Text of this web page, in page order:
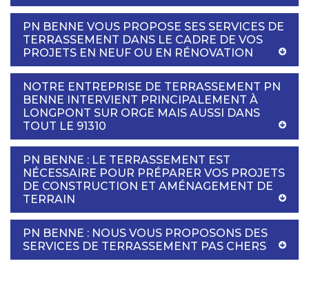
PN BENNE VOUS PROPOSE SES SERVICES DE
TERRASSEMENT DANS LE CADRE DE VOS
PROJETS EN NEUF OU EN RÉNOVATION
NOTRE ENTREPRISE DE TERRASSEMENT PN
BENNE INTERVIENT PRINCIPALEMENT À
LONGPONT SUR ORGE MAIS AUSSI DANS
TOUT LE 91310
PN BENNE : LE TERRASSEMENT EST
NÉCESSAIRE POUR PRÉPARER VOS PROJETS
DE CONSTRUCTION ET AMÉNAGEMENT DE
TERRAIN
PN BENNE : NOUS VOUS PROPOSONS DES
SERVICES DE TERRASSEMENT PAS CHERS